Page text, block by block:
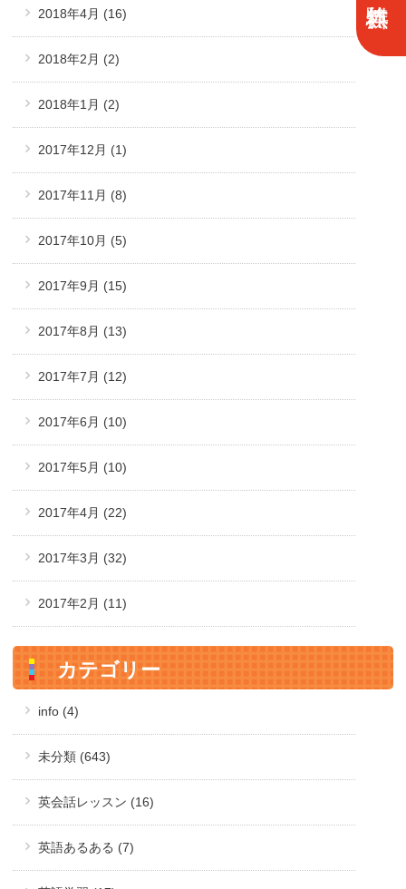
2018年4月 (16)
2018年2月 (2)
2018年1月 (2)
2017年12月 (1)
2017年11月 (8)
2017年10月 (5)
2017年9月 (15)
2017年8月 (13)
2017年7月 (12)
2017年6月 (10)
2017年5月 (10)
2017年4月 (22)
2017年3月 (32)
2017年2月 (11)
カテゴリー
info (4)
未分類 (643)
英会話レッスン (16)
英語あるある (7)